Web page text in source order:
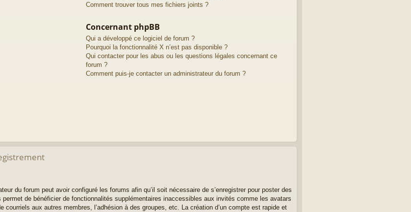
Comment trouver tous mes fichiers joints ?
Concernant phpBB
Qui a développé ce logiciel de forum ?
Pourquoi la fonctionnalité X n’est pas disponible ?
Qui contacter pour les abus ou les questions légales concernant ce
forum ?
Comment puis-je contacter un administrateur du forum ?
du forum peut avoir configuré les forums afin qu’il soit nécessaire de s’enregistrer pour poster des
de bénéficier de fonctionnalités supplémentaires inaccessibles aux invités comme les avatars
courriels aux autres membres, l’adhésion à des groupes, etc. La création d’un compte est rapide et